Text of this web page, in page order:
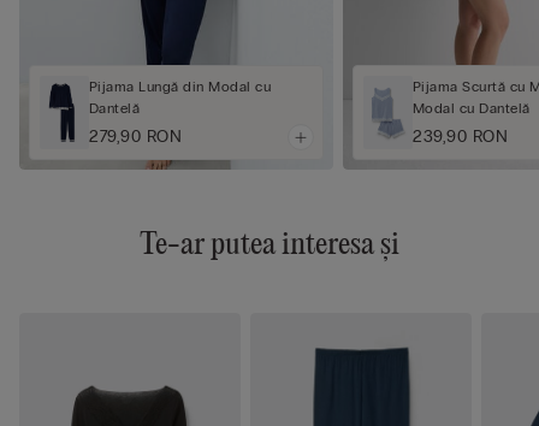
Pijama Lungă din Modal cu
Dantelă
279,90 RON
Pijama Scurtă cu
Modal cu Dantelă
239,90 RON
Te-ar putea interesa și